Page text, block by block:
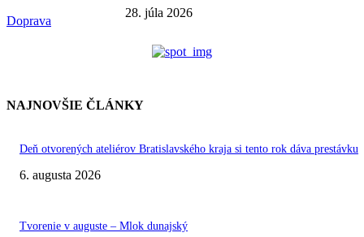
Doprava
28. júla 2026
NAJNOVŠIE ČLÁNKY
Deň otvorených ateliérov Bratislavského kraja si tento rok dáva prestávku
6. augusta 2026
Tvorenie v auguste – Mlok dunajský